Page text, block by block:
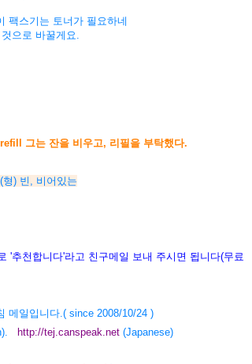
팩스기는 토너가 필요하네
으로 바꿀게요.
그는 잔을 비우고, 리필을 부탁했다.
) 빈, 비어있는
'추천합니다'라고 친구메일 보내 주시면 됩니다(무료
메일입니다.( since 2008/10/24 )
http://tej.canspeak.net (Japanese)